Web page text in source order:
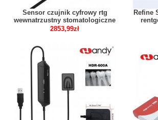
Sensor czujnik cyfrowy rtg
wewnatrzustny stomatologiczne
S1/S2
2853,99zł
Refine
czujnik